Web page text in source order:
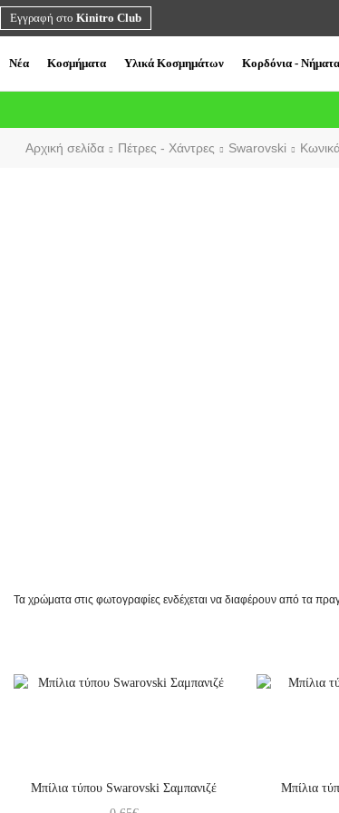
Εγγραφή στο Kinitro Club
Νέα Κοσμήματα Υλικά Κοσμημάτων Κορδόνια - Νήματα
Αρχική σελίδα Πέτρες - Χάντρες Swarovski
Τα χρώματα στις φωτογραφίες ενδέχεται να διαφέρουν από τα
Μπίλια τύπου Swarovski Σαμπανιζέ
Μπίλια